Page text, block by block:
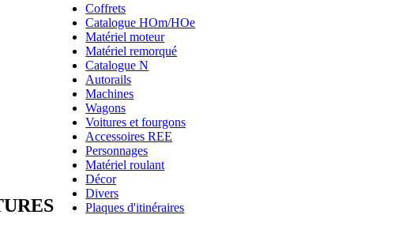
Coffrets
Catalogue HOm/HOe
Matériel moteur
Matériel remorqué
Catalogue N
Autorails
Machines
Wagons
Voitures et fourgons
Accessoires REE
Personnages
Matériel roulant
Décor
Divers
Plaques d'itinéraires